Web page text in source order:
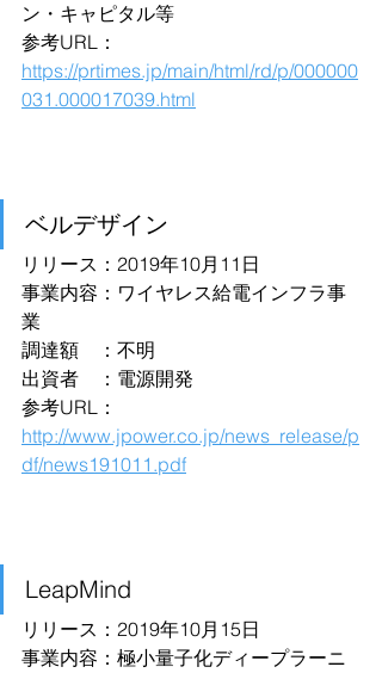
ン・キャピタル等
参考URL：
https://prtimes.jp/main/html/rd/p/000000
031.000017039.html
ベルデザイン
リリース：2019年10月11日
事業内容：ワイヤレス給電インフラ事
業
調達額　：不明
出資者　：電源開発
参考URL：
http://www.jpower.co.jp/news_release/p
df/news191011.pdf
LeapMind
リリース：2019年10月15日
事業内容：極小量子化ディープラーニ